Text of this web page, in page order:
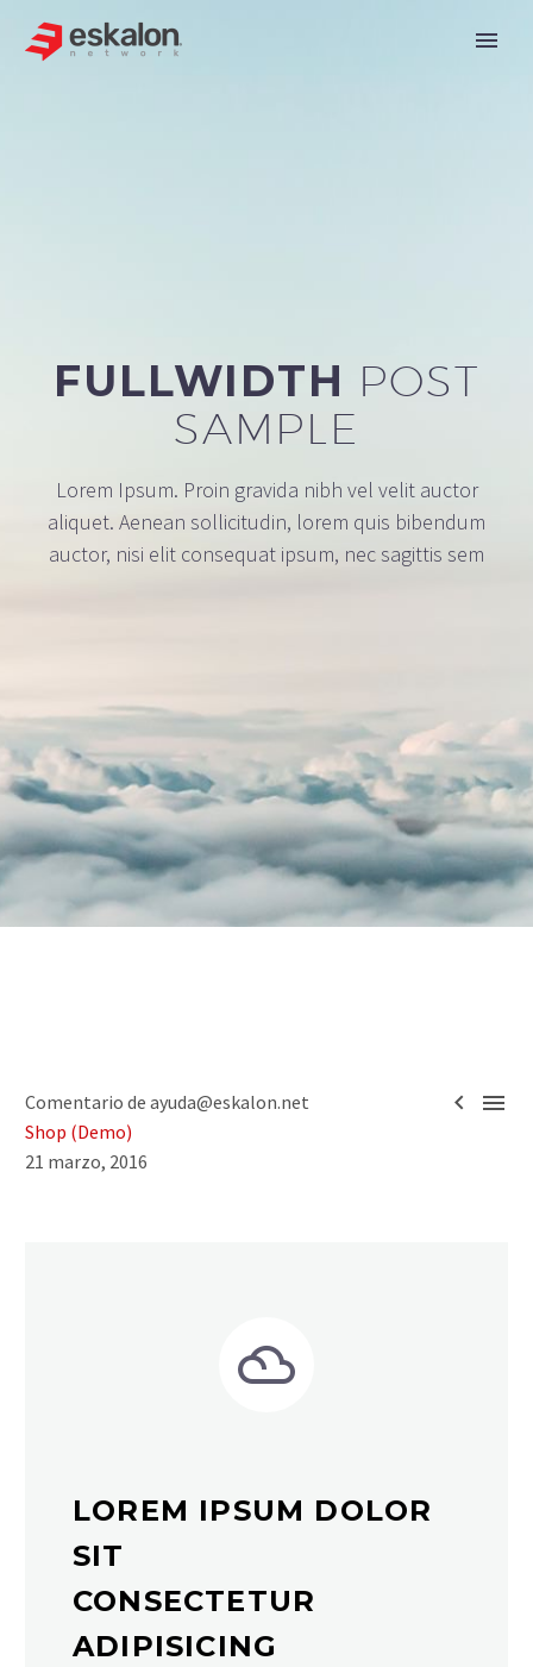
FULLWIDTH POST
SAMPLE
Lorem Ipsum. Proin gravida nibh vel velit auctor
aliquet. Aenean sollicitudin, lorem quis bibendum
auctor, nisi elit consequat ipsum, nec sagittis sem
 
Comentario de ayuda@eskalon.net
Shop (Demo)
21 marzo, 2016


LOREM IPSUM DOLOR
SIT
CONSECTETUR
ADIPISICING